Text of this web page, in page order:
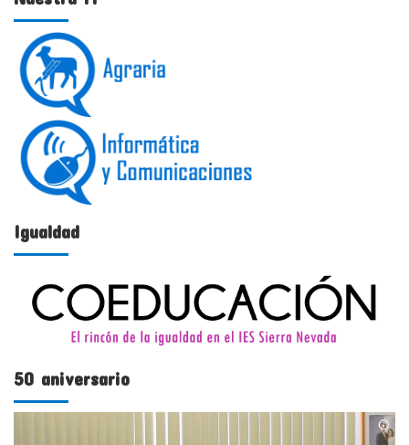
Igualdad
50 aniversario